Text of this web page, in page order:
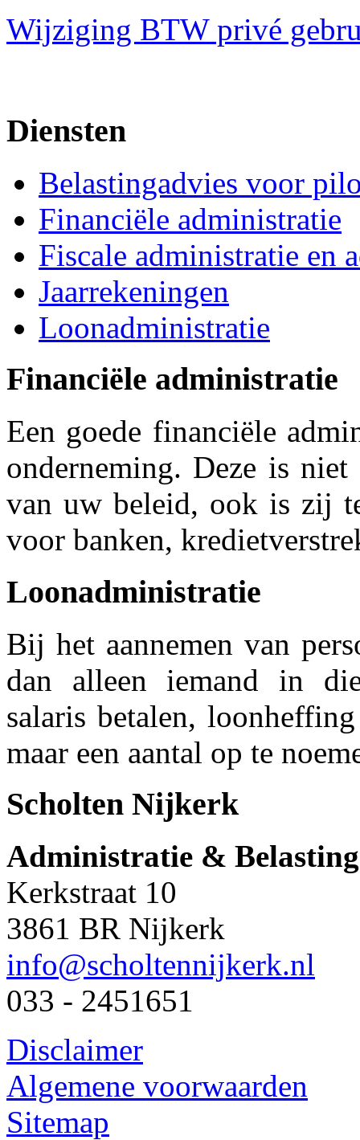
Wijziging BTW privé
Diensten
Belastingadvies voor
Financiële administratie
Fiscale administratie en
Jaarrekeningen
Loonadministratie
Financiële administratie
Een goede financiële
onderneming. Deze is
van uw beleid, ook is zij
voor banken,
Loonadministratie
Bij het aannemen van
dan alleen iemand in
salaris betalen,
maar een aantal op te
Scholten Nijkerk
Administratie &
Kerkstraat 10
3861 BR Nijkerk
info@scholtennijkerk.nl
033 - 2451651
Disclaimer
Algemene voorwaarden
Sitemap